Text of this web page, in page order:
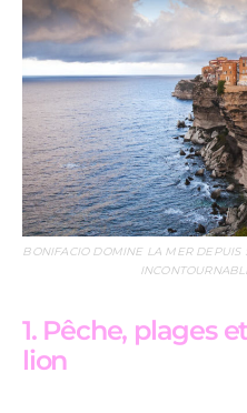
BONIFACIO DOMINE LA MER DEPUIS
1. Pêche, plages
lion